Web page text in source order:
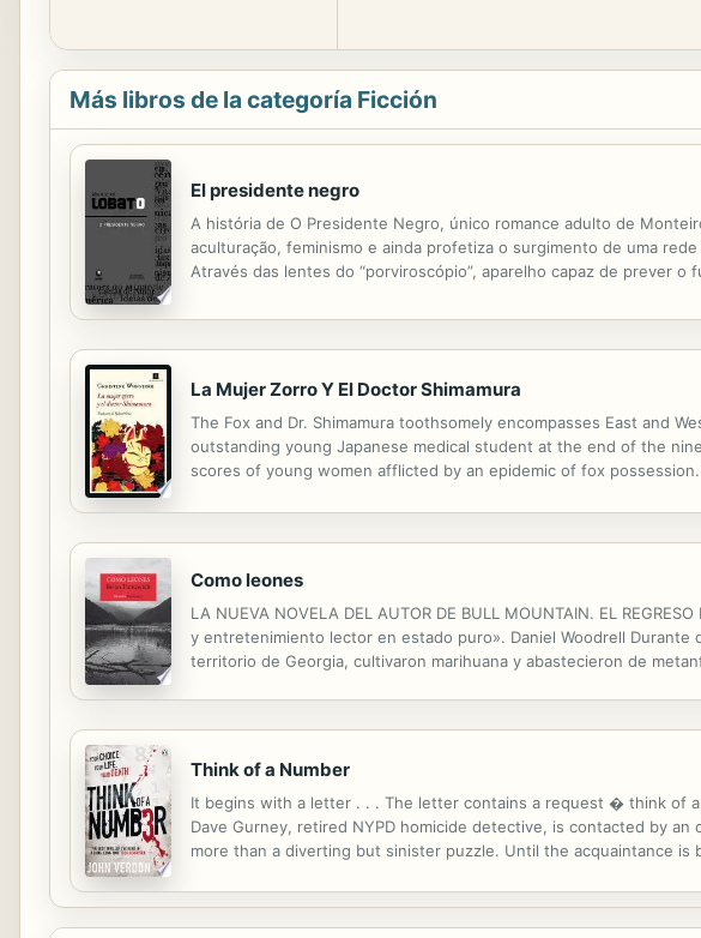
Más libros de la categoría Ficción
El presidente negro
A história de O Presidente Negro, único romance adulto de
aculturação, feminismo e ainda profetiza o surgimento de uma
Através das lentes do “porviroscópio”, aparelho capaz de prever
La Mujer Zorro Y El Doctor Shimamura
The Fox and Dr. Shimamura toothsomely encompasses East and
outstanding young Japanese medical student at the end of the
scores of young women afflicted by an epidemic of fox
Como leones
LA NUEVA NOVELA DEL AUTOR DE BULL MOUNTAIN. EL
y entretenimiento lector en estado puro». Daniel Woodrell
territorio de Georgia, cultivaron marihuana y abastecieron de
Think of a Number
It begins with a letter . . . The letter contains a request � think of
Dave Gurney, retired NYPD homicide detective, is contacted by
more than a diverting but sinister puzzle. Until the acquaintance